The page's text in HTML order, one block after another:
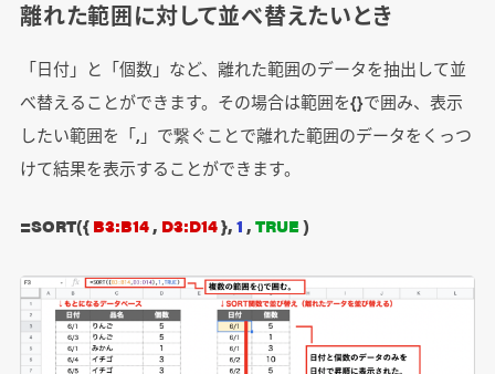
離れた範囲に対して並べ替えたいとき
「日付」と「個数」など、離れた範囲のデータを抽出して並
べ替えることができます。その場合は範囲を{}で囲み、表示
したい範囲を「,」で繋ぐことで離れた範囲のデータをくっつ
けて結果を表示することができます。
=SORT({B3:B14, D3:D14},1,TRUE)